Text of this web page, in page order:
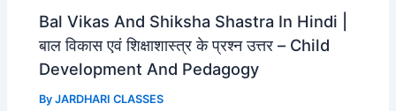
Bal Vikas And Shiksha Shastra In Hindi |
बाल विकास एवं शिक्षाशास्त्र के प्रश्न उत्तर – Child
Development And Pedagogy
ByJARDHARI CLASSES